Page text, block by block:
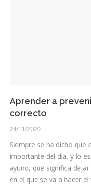
Aprender a
correcto
24/11/2020
Siempre se ha dicho que
importante del día, y lo
ayuno, que significa
en el que se va a hacer